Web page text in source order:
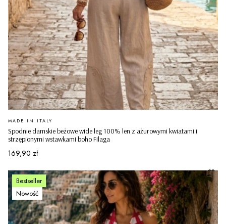
Spodnie damskie beżowe wide leg 100% len z ażurowymi kwiatami i
strzępionymi wstawkami boho Filaga
PRODUCENT
MADE IN ITALY
Cena
169,90 zł
Bestseller
Nowość